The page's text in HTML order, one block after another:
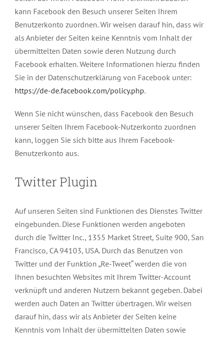
kann Facebook den Besuch unserer Seiten Ihrem
Benutzerkonto zuordnen. Wir weisen darauf hin, dass wir
als Anbieter der Seiten keine Kenntnis vom Inhalt der
übermittelten Daten sowie deren Nutzung durch
Facebook erhalten. Weitere Informationen hierzu finden
Sie in der Datenschutzerklärung von Facebook unter:
https://de-de.facebook.com/policy.php.
Wenn Sie nicht wünschen, dass Facebook den Besuch
unserer Seiten Ihrem Facebook-Nutzerkonto zuordnen
kann, loggen Sie sich bitte aus Ihrem Facebook-
Benutzerkonto aus.
Twitter Plugin
Auf unseren Seiten sind Funktionen des Dienstes Twitter
eingebunden. Diese Funktionen werden angeboten
durch die Twitter Inc., 1355 Market Street, Suite 900, San
Francisco, CA 94103, USA. Durch das Benutzen von
Twitter und der Funktion „Re-Tweet“ werden die von
Ihnen besuchten Websites mit Ihrem Twitter-Account
verknüpft und anderen Nutzern bekannt gegeben. Dabei
werden auch Daten an Twitter übertragen. Wir weisen
darauf hin, dass wir als Anbieter der Seiten keine
Kenntnis vom Inhalt der übermittelten Daten sowie